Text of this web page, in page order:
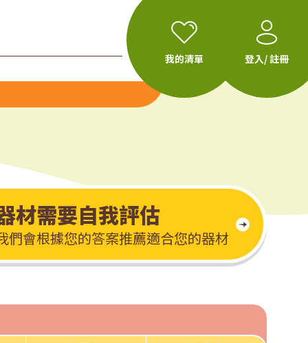
材需要自我評估
們會根據您的答案推薦適合您的器材
我的清單 登入/ 註冊